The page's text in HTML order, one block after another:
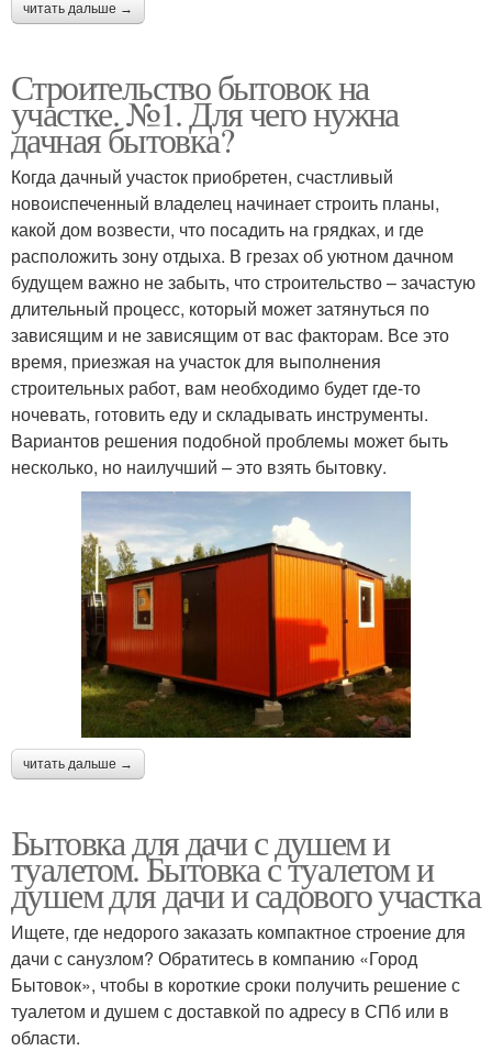
читать дальше →
Строительство бытовок на
участке. №1. Для чего нужна
дачная бытовка?
Когда дачный участок приобретен, счастливый
новоиспеченный владелец начинает строить планы,
какой дом возвести, что посадить на грядках, и где
расположить зону отдыха. В грезах об уютном дачном
будущем важно не забыть, что строительство – зачастую
длительный процесс, который может затянуться по
зависящим и не зависящим от вас факторам. Все это
время, приезжая на участок для выполнения
строительных работ, вам необходимо будет где-то
ночевать, готовить еду и складывать инструменты.
Вариантов решения подобной проблемы может быть
несколько, но наилучший – это взять бытовку.
читать дальше →
Бытовка для дачи с душем и
туалетом. Бытовка с туалетом и
душем для дачи и садового участка
Ищете, где недорого заказать компактное строение для
дачи с санузлом? Обратитесь в компанию «Город
Бытовок», чтобы в короткие сроки получить решение с
туалетом и душем с доставкой по адресу в СПб или в
области.